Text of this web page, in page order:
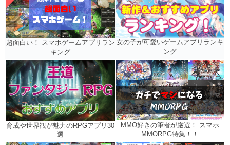
超面白い！ スマホゲームアプリラン
キング
女の子が可愛いゲームアプリランキ
ング
育成や世界観が魅力のRPGアプリ30
選
MMO好きの筆者が厳選！ スマホ
MMORPG特集！！